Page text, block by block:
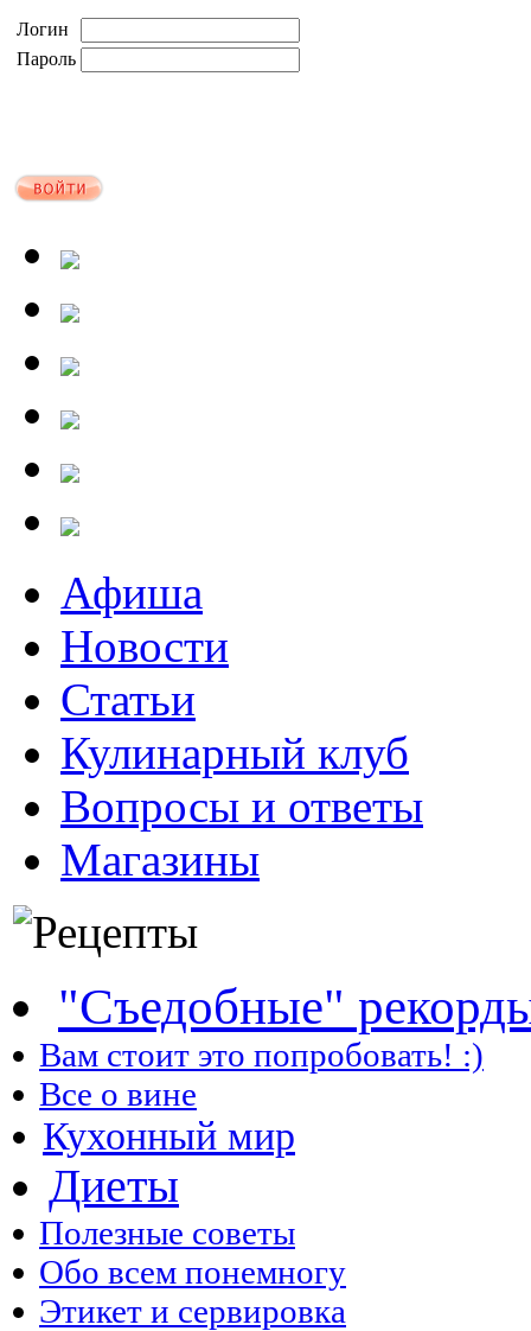
Логин
Пароль
Афиша
Новости
Статьи
Кулинарный клуб
Вопросы и ответы
Магазины
"Съедобные"
Вам стоит это попробовать! :)
Все о вине
Кухонный мир
Диеты
Полезные советы
Обо всем понемногу
Этикет и сервировка